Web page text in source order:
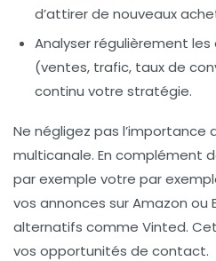
d’attirer de nouveaux
Analyser régulièrement les
(ventes, trafic, taux de
continu votre stratégie.
Ne négligez pas l’importance
multicanale. En complément
par exemple votre par
vos annonces sur Amazon ou
alternatifs comme Vinted.
vos opportunités de contact.